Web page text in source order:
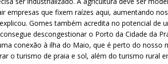
empresas que fixem raízes aqui, aumentando
Gomes também acredita no potencial de
descongestionar o Porto da Cidade da
conexão à ilha do Maio, que é perto do nosso
o turismo de praia e sol, além do turismo rural